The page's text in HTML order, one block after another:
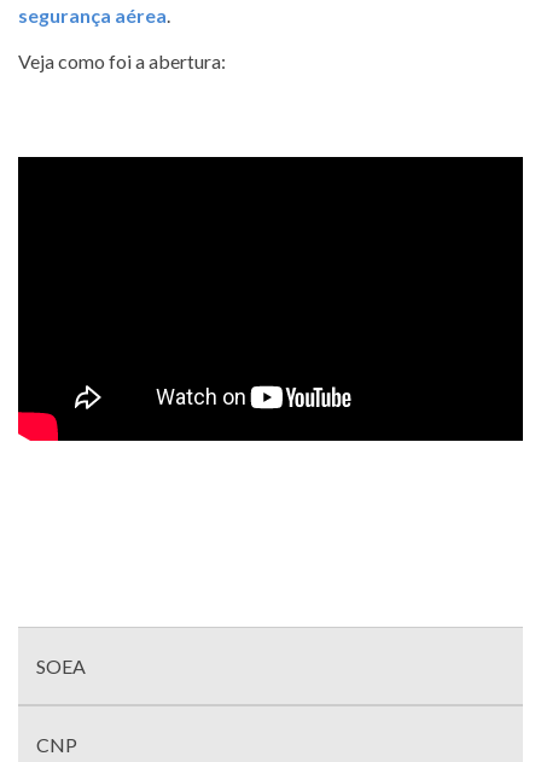
segurança aérea
Veja como foi a abertura:
com
SOEA
CNP